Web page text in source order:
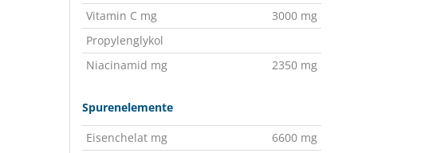
Vitamin C mg
3000 mg
Propylenglykol
Niacinamid mg
2350 mg
Spurenelemente
Eisenchelat mg
6600 mg